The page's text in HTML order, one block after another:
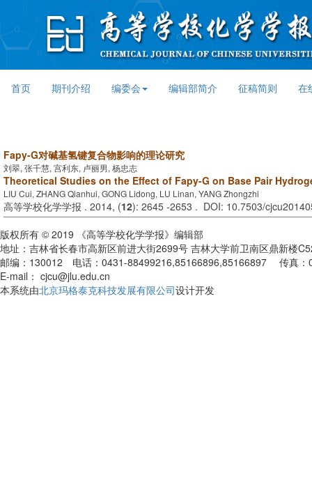
首页 期刊介绍 编委会 编辑部简介 征稿简则 在
Fapy-G对碱基氢键复合物影响的理论研究
刘翠, 张千慧, 宫利东, 卢丽男, 杨忠志
Theoretical Studies on the Effect of Fapy-G on Base Pair
LIU Cui, ZHANG Qianhui, GONG Lidong, LU Linan, YANG Zhongzhi
高等学校化学学报 . 2014, (12): 2645 -2653 . DOI: 10.7503/
版权所有 © 2019 《高等学校化学学报》编辑部
地址：吉林省长春市高新区前进大街2699号 吉林大学前卫南区鼎新楼
邮编：130012 电话：0431-88499216,85166896,85166897 传真
E-mail： cjcu@jlu.edu.cn
本系统由北京玛格泰克科技发展有限公司设计开发